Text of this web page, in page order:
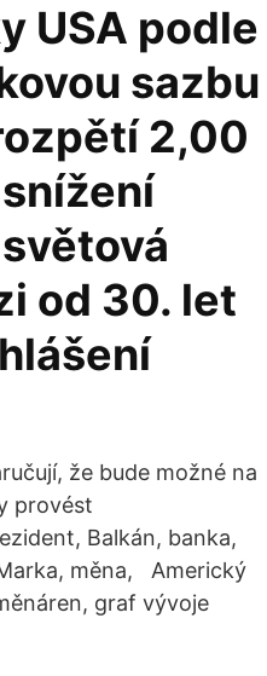
USA podle
sazbu
2,00
od 30. let
že bude možné na
provést
Balkán, banka,
měna, Americký
graf vývoje